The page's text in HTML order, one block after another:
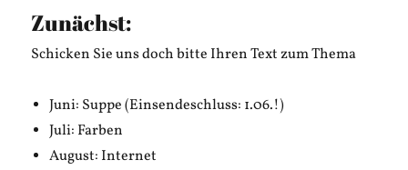
Zunächst:
Schicken Sie uns doch bitte Ihren Text zum Thema
Juni: Suppe (Einsendeschluss: 1.06.!)
Juli: Farben
August: Internet